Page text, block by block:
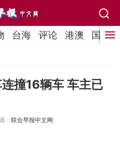
台海 评论 港澳 国际
撞16辆车 车主已
： 联合早报中文网